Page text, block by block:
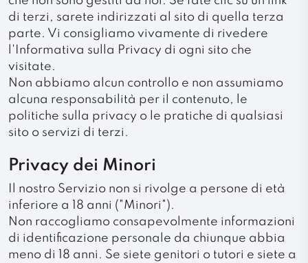
di terzi, sarete indirizzati al sito di quella terza
parte. Vi consigliamo vivamente di rivedere
l'Informativa sulla Privacy di ogni sito che
visitate.
Non abbiamo alcun controllo e non assumiamo
alcuna responsabilità per il contenuto, le
politiche sulla privacy o le pratiche di qualsiasi
sito o servizi di terzi.
Privacy dei Minori
Il nostro Servizio non si rivolge a persone di età
inferiore a 18 anni ("Minori").
Non raccogliamo consapevolmente informazioni
di identificazione personale da chiunque abbia
meno di 18 anni. Se siete genitori o tutori e siete a